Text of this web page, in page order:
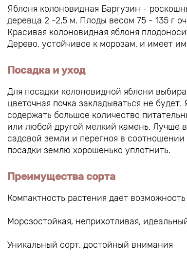
Яблоня колоновидная Баргузин -
деревца 2 -2,5 м. Плоды весом 75 - 135 г
Красивая колоновидная яблоня
Дерево, устойчивое к морозам, и имеет
Посадка и уход
Для посадки колоновидной яблони
цветочная почка закладываться не
содержать большое количество
или любой другой мелкий камень. Лучше
садовой земли и перегноя в
посадки землю хорошенько уплотнить.
Преимущества сорта
Компактность растения дает
Морозостойкая, неприхотливая,
Уникальный сорт, достойный внимания